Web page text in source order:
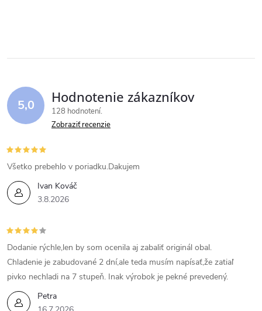
5,0 Hodnotenie zákazníkov
128 hodnotení
Zobraziť recenzie
Ivan Kováč
3.8.2026
Všetko prebehlo v poriadku.Dakujem
Petra
Dodanie rýchle,len by som ocenila aj zabaliť originál obal.
Chladenie je zabudované 2 dní,ale teda musím napísať,že zatiaľ
pivko nechladi na 7 stupeň. Inak výrobok je pekné prevedený.